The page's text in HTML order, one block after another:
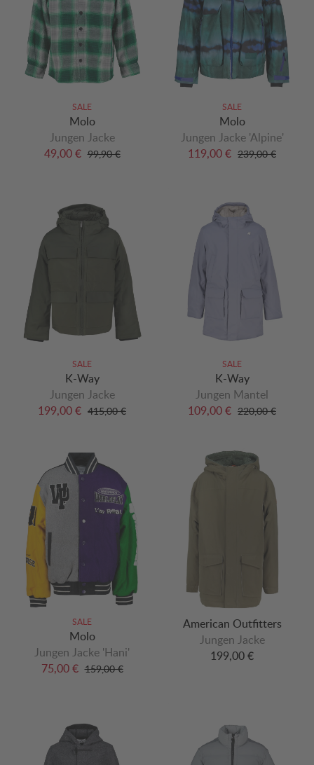
SALE
Molo
Jungen Jacke
49,00 € 99,90 €
SALE
Molo
Jungen Jacke 'Alpine'
119,00 € 239,00 €
SALE
K-Way
Jungen Jacke
199,00 € 415,00 €
SALE
K-Way
Jungen Mantel
109,00 € 220,00 €
SALE
Molo
Jungen Jacke 'Hani'
75,00 € 159,00 €
American Outfitters
Jungen Jacke
199,00 €